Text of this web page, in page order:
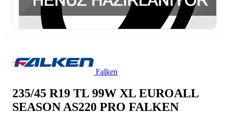
Falken
235/45 R19 TL 99W XL EUROALL
SEASON AS220 PRO FALKEN